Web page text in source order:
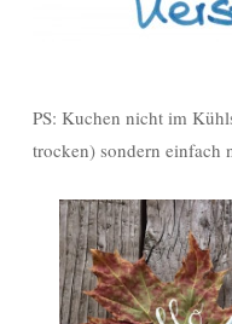
PS: Kuchen nicht im
trocken) sondern einfach